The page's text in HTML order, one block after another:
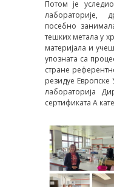
Потом је
лабораторије,
посебно
тешких метала у
материјала и
упозната са
стране
резидуе Европске
лабораторија
сертификата А